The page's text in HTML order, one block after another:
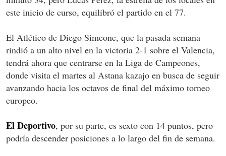
este inicio de curso, equilibró el partido en el 77.
El Atlético de Diego Simeone, que la pasada semana
rindió a un alto nivel en la victoria 2-1 sobre el Valencia,
tendrá ahora que centrarse en la Liga de Campeones,
donde visita el martes al Astana kazajo en busca de seguir
avanzando hacia los octavos de final del máximo torneo
europeo.
El Deportivo, por su parte, es sexto con 14 puntos, pero
podría descender posiciones a lo largo del fin de semana.